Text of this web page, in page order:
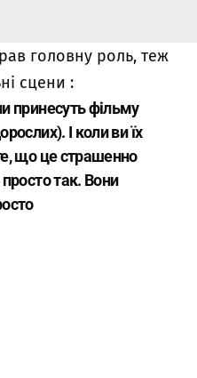
головну роль, теж
сцени :
принесуть фільму
І коли ви їх
що це страшенно
так. Вони